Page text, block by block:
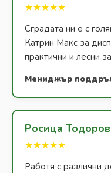
★★★★★
Сградата ни е с
Катрин Макс за
практични и лесни
Мениджър
Росица
★★★★★
Работя с различни